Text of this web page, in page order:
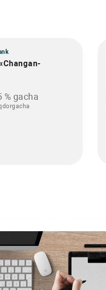
% gacha